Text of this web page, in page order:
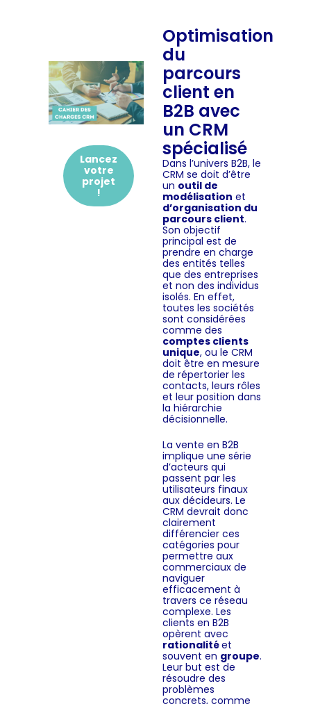
Lancez
votre
projet
!
Optimisation
du
parcours
client en
B2B avec
un CRM
spécialisé
Dans l’univers B2B, le
CRM se doit d’être
un outil de
modélisation et
d’organisation du
parcours client.
Son objectif
principal est de
prendre en charge
des entités telles
que des entreprises
et non des individus
isolés. En effet,
toutes les sociétés
sont considérées
comme des
comptes clients
unique, ou le CRM
doit être en mesure
de répertorier les
contacts, leurs rôles
et leur position dans
la hiérarchie
décisionnelle.
La vente en B2B
implique une série
d’acteurs qui
passent par les
utilisateurs finaux
aux décideurs. Le
CRM devrait donc
clairement
différencier ces
catégories pour
permettre aux
commerciaux de
naviguer
efficacement à
travers ce réseau
complexe. Les
clients en B2B
opèrent avec
rationalitéet
souvent en groupe.
Leur but est de
résoudre des
problèmes
concrets, comme